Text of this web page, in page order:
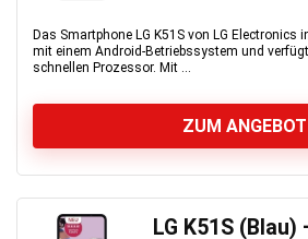
Das Smartphone LG K51S von LG Electronics
mit einem Android-Betriebssystem und
schnellen Prozessor. Mit ...
ZUM ANGEBOT
LG K51S (Blau)